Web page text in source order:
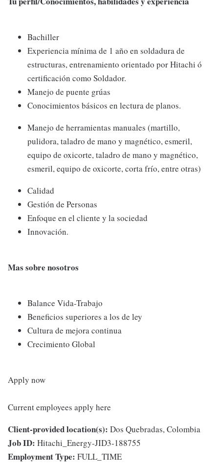
Bachiller
Experiencia mínima de 1 año en soldadura de
estructuras, entrenamiento orientado por Hitachi ó
certificación como Soldador.
Manejo de puente grúas
Conocimientos básicos en lectura de planos.
Manejo de herramientas manuales (martillo,
pulidora, taladro de mano y magnético, esmeril,
equipo de oxicorte, taladro de mano y magnético,
esmeril, equipo de oxicorte, corta frío, entre otras)
Calidad
Gestión de Personas
Enfoque en el cliente y la sociedad
Innovación.
Mas sobre nosotros
Balance Vida-Trabajo
Beneficios superiores a los de ley
Cultura de mejora continua
Crecimiento Global
Apply now
Current employees apply here
Client-provided location(s): Dos Quebradas, Colombia
Job ID: Hitachi_Energy-JID3-188755
Employment Type: FULL_TIME